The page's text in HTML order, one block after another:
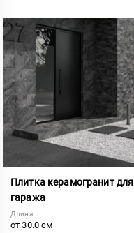
Плитка керамогранит для
гаража
Длина:
от 30.0 см